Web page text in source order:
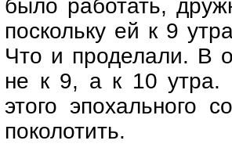
было работать,
поскольку ей к 9
Что и проделали. В
не к 9, а к 10 утра.
этого эпохального
поколотить.